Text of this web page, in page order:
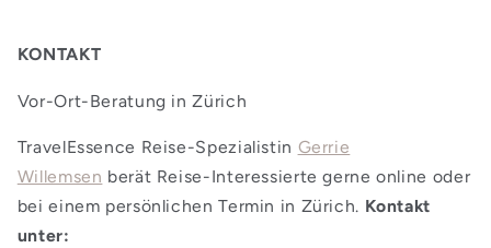
KONTAKT
Vor-Ort-Beratung in Zürich
TravelEssence Reise-Spezialistin Gerrie
Willemsen berät Reise-Interessierte gerne online oder
bei einem persönlichen Termin in Zürich. Kontakt
unter: